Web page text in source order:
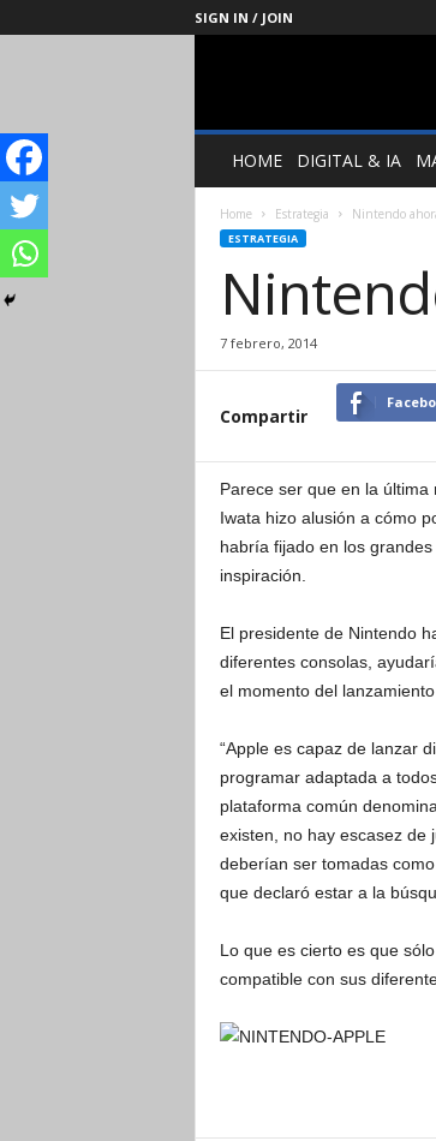
SIGN IN / JOIN
Management
SocietyHOME DIGITAL & IA
Home Estrategia Nintendo
ESTRATEGIA
7 febrero, 2014
Compartir
Parece ser que en la
Iwata hizo alusión a cómo
habría fijado en los
inspiración.
El presidente de Nintendo
diferentes consolas,
el momento del
“Apple es capaz de lanzar
programar adaptada a
plataforma común
existen, no hay escasez de
deberían ser tomadas
que declaró estar a la
Lo que es cierto es que
compatible con sus